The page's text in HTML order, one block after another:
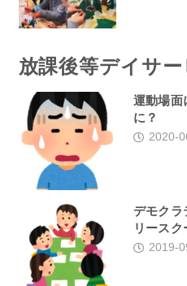
放課後等デイサー
運動場面
に？
2020-
デモク
リースク
2019-